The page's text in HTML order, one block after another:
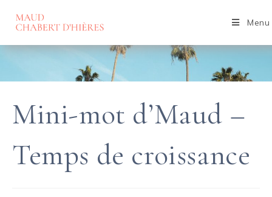
Menu
Mini-mot d’Maud –
Temps de croissance